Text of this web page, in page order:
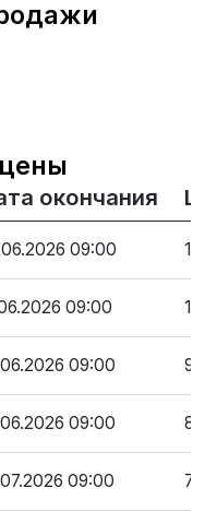
окончания
09:00 1
09:00 1
09:00
09:00
09:00